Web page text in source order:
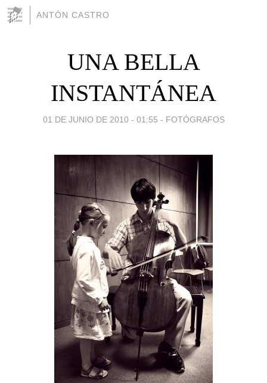
ANTÓN CASTRO
UNA BELLA
INSTANTÁNEA
01 DE JUNIO DE 2010 - 01:55 - FOTÓGRAFOS